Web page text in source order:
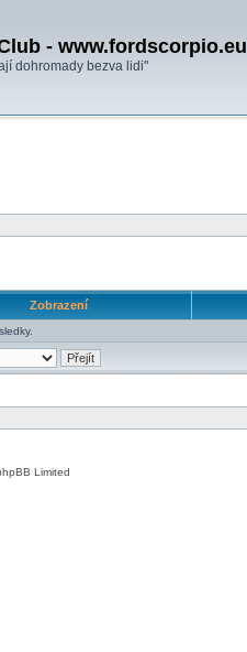
- www.fordscorpio.eu
dohromady bezva lidi"
Zobrazení
Limited